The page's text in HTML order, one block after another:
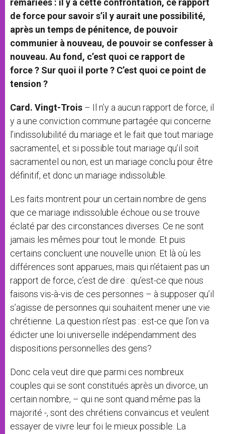
remariées : il y a cette confrontation, ce rapport
de force pour savoir s’il y aurait une possibilité,
après un temps de pénitence, de pouvoir
communier à nouveau, de pouvoir se confesser à
nouveau. Au fond, c’est quoi ce rapport de
force ? Sur quoi il porte ? C’est quoi ce point de
tension ?
Card. Vingt-Trois – Il n’y a aucun rapport de force, il
y a une conviction commune partagée qui concerne
l’indissolubilité du mariage et le fait que tout mariage
sacramentel, et si possible tout mariage qu’il soit
sacramentel ou non, est un mariage conclu pour être
définitif, et donc un mariage indissoluble.
Les faits montrent pour un certain nombre de gens
que ce mariage indissoluble échoue ou se trouve
éclaté par des circonstances diverses. Ce ne sont
jamais les mêmes pour tout le monde. Et puis
certains concluent une nouvelle union. Et là où les
différences sont apparues, mais qui n’étaient pas un
rapport de force, c’est de dire : qu’est-ce que nous
faisons vis-à-vis de ces personnes – à supposer qu’il
s’agisse de personnes qui souhaitent mener une vie
chrétienne. La question n’est pas : est-ce que l’on va
édicter une loi universelle indépendamment des
dispositions personnelles des gens?
Donc cela veut dire que parmi ces nombreux
couples qui se sont constitués après un divorce, un
certain nombre, – qui ne sont quand même pas la
majorité -, sont des chrétiens convaincus et veulent
essayer de vivre leur foi le mieux possible. La